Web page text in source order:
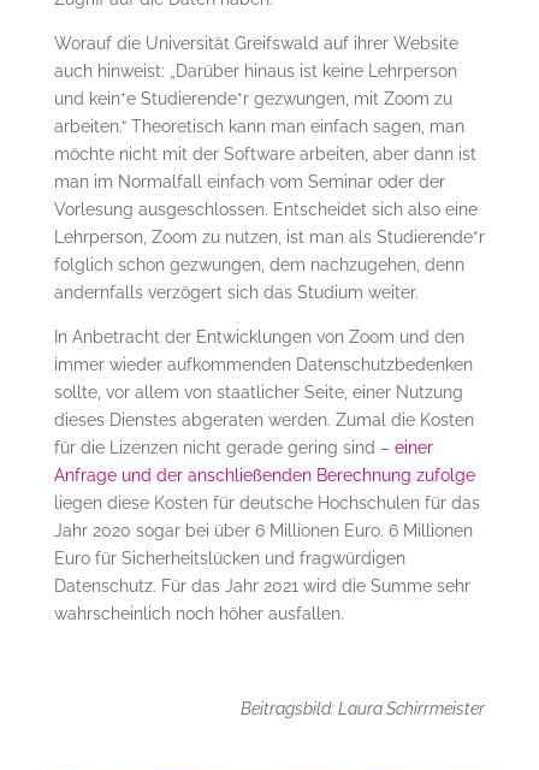
Worauf die Universität Greifswald auf ihrer Website
auch hinweist: „Darüber hinaus ist keine Lehrperson
und kein*e Studierende*r gezwungen, mit Zoom zu
arbeiten.“ Theoretisch kann man einfach sagen, man
möchte nicht mit der Software arbeiten, aber dann ist
man im Normalfall einfach vom Seminar oder der
Vorlesung ausgeschlossen. Entscheidet sich also eine
Lehrperson, Zoom zu nutzen, ist man als Studierende*r
folglich schon gezwungen, dem nachzugehen, denn
andernfalls verzögert sich das Studium weiter.
In Anbetracht der Entwicklungen von Zoom und den
immer wieder aufkommenden Datenschutzbedenken
sollte, vor allem von staatlicher Seite, einer Nutzung
dieses Dienstes abgeraten werden. Zumal die Kosten
für die Lizenzen nicht gerade gering sind – einer
Anfrage und der anschließenden Berechnung zufolge
liegen diese Kosten für deutsche Hochschulen für das
Jahr 2020 sogar bei über 6 Millionen Euro. 6 Millionen
Euro für Sicherheitslücken und fragwürdigen
Datenschutz. Für das Jahr 2021 wird die Summe sehr
wahrscheinlich noch höher ausfallen.
Beitragsbild: Laura Schirrmeister